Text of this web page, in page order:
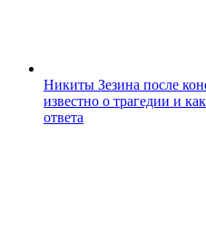
Никиты Зезина после
известно о трагедии и
ответа